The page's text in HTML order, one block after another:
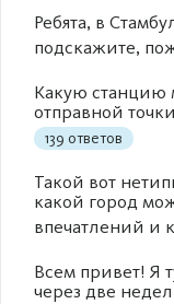
Ребята, в
подскажите,
Какую станцию
отправной
139 ответов
Такой вот
какой город
впечатлений и
Всем привет! Я
через две